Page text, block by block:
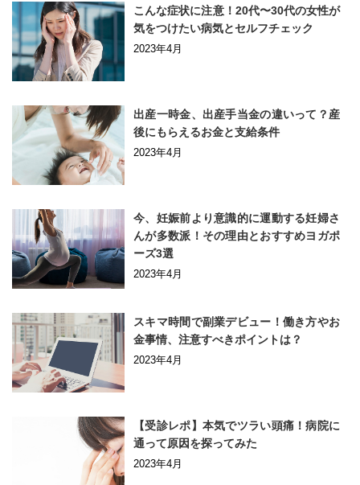
こんな症状に注意！20代〜30代の女性が
気をつけたい病気とセルフチェック
2023年4月
出産一時金、出産手当金の違いって？産
後にもらえるお金と支給条件
2023年4月
今、妊娠前より意識的に運動する妊婦さ
んが多数派！その理由とおすすめヨガポ
ーズ3選
2023年4月
スキマ時間で副業デビュー！働き方やお
金事情、注意すべきポイントは？
2023年4月
【受診レポ】本気でツラい頭痛！病院に
通って原因を探ってみた
2023年4月